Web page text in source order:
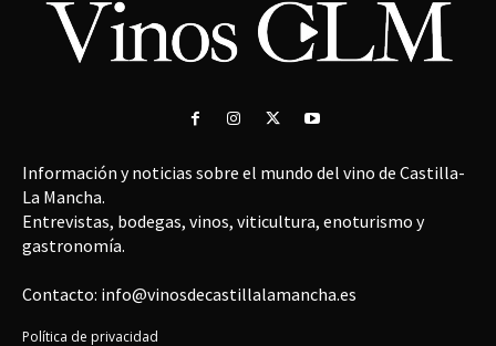
Información y noticias sobre el mundo del vino de Castilla-
La Mancha.
Entrevistas, bodegas, vinos, viticultura, enoturismo y
gastronomía.
Contacto: info@vinosdecastillalamancha.es
Política de privacidad